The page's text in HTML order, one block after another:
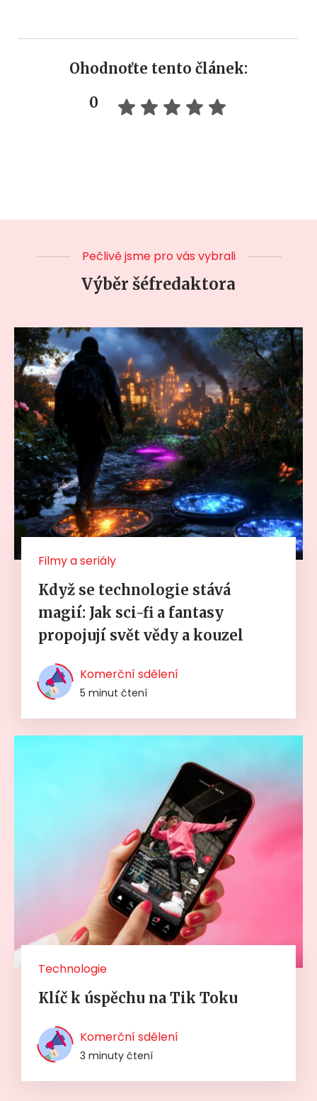
Ohodnoťte tento článek:
0
Pečlivě jsme pro vás vybrali
Výběr šéfredaktora
Filmy a seriály
Když se technologie stává
magií: Jak sci-fi a fantasy
propojují svět vědy a kouzel
Komerční sdělení
5 minut čtení
Technologie
Klíč k úspěchu na Tik Toku
Komerční sdělení
3 minuty čtení